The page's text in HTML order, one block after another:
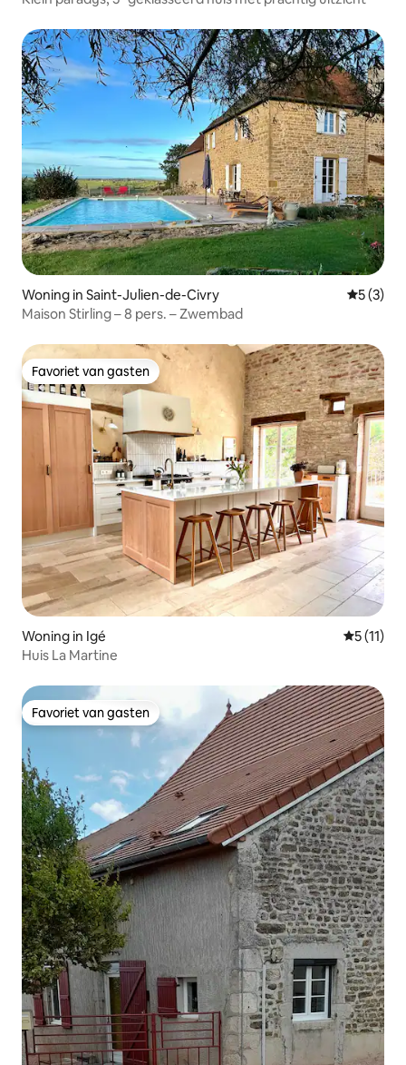
Woning in Saint-Julien-de-Civry
5 (3)
Maison Stirling – 8 pers. – Zwembad
Favoriet van gasten
Favoriet van gasten
Woning in Igé
5 (11)
Huis La Martine
Favoriet van gasten
Favoriet van gasten